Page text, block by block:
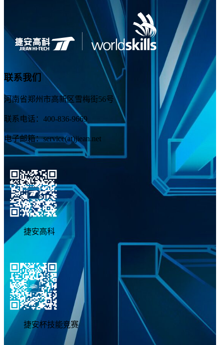
联系我们
河南省郑州市高新区雪梅街56号
联系电话：400-836-9669
电子邮箱：service(at)jiean.net
捷安高科
捷安杯技能竞赛